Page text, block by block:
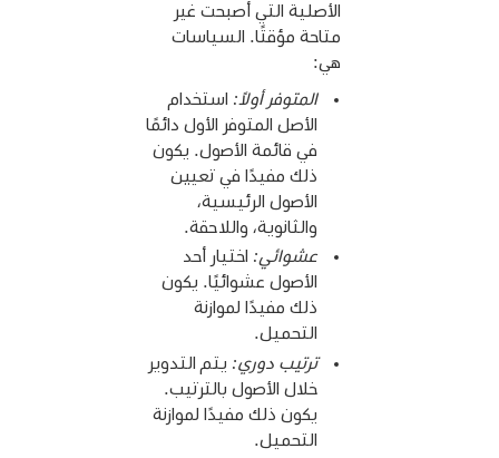
الأصلية التي أصبحت غير
متاحة مؤقتًا. السياسات
هي:
المتوفر أولاً: استخدام
الأصل المتوفر الأول دائمًا
في قائمة الأصول. يكون
ذلك مفيدًا في تعيين
الأصول الرئيسية،
والثانوية، واللاحقة.
عشوائي: اختيار أحد
الأصول عشوائيًا. يكون
ذلك مفيدًا لموازنة
التحميل.
ترتيب دوري: يتم التدوير
خلال الأصول بالترتيب.
يكون ذلك مفيدًا لموازنة
التحميل.